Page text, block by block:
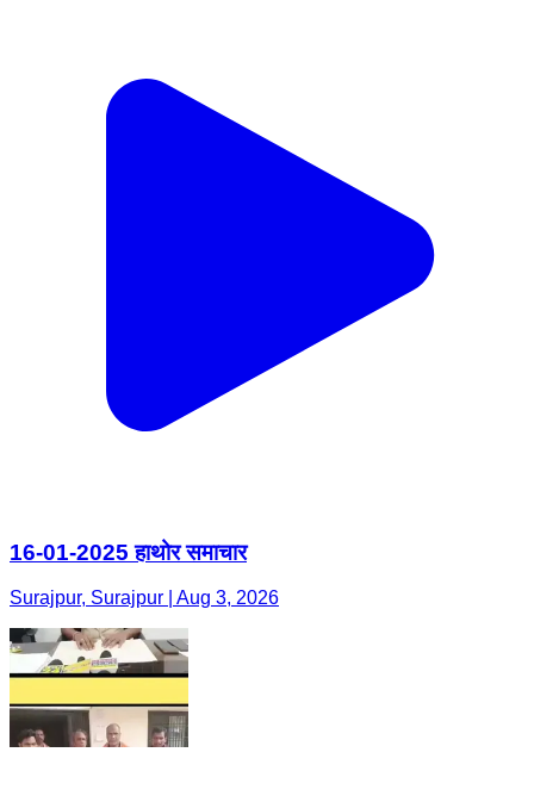
16-01-2025 हाथोर समाचार
Surajpur, Surajpur | Aug 3, 2026